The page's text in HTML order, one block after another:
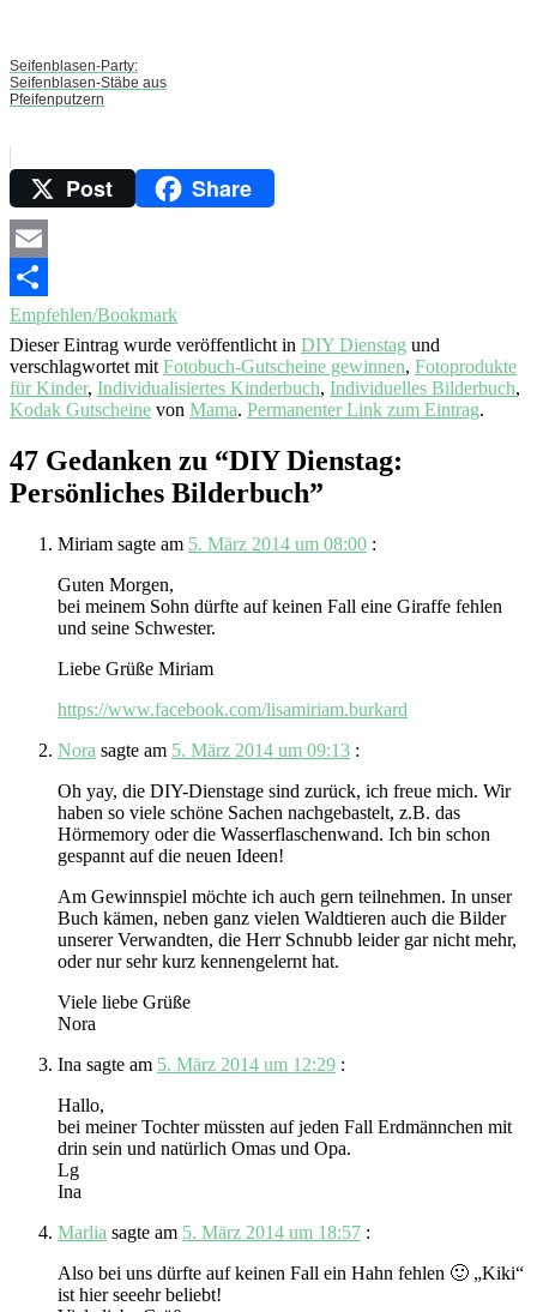
Seifenblasen-Party:
Seifenblasen-Stäbe aus
Pfeifenputzern
Post Share
Email
Empfehlen/Bookmark
Dieser Eintrag wurde veröffentlicht in DIY Dienstag und
verschlagwortet mit Fotobuch-Gutscheine gewinnen, Fotoprodukte
für Kinder, Individualisiertes Kinderbuch, Individuelles Bilderbuch,
Kodak Gutscheine von Mama. Permanenter Link zum Eintrag.
47 Gedanken zu “DIY Dienstag:
Persönliches Bilderbuch”
Miriam sagte am 5. März 2014 um 08:00 :
Guten Morgen,
bei meinem Sohn dürfte auf keinen Fall eine Giraffe fehlen
und seine Schwester.
Liebe Grüße Miriam
https://www.facebook.com/lisamiriam.burkard
Nora sagte am 5. März 2014 um 09:13 :
Oh yay, die DIY-Dienstage sind zurück, ich freue mich. Wir
haben so viele schöne Sachen nachgebastelt, z.B. das
Hörmemory oder die Wasserflaschenwand. Ich bin schon
gespannt auf die neuen Ideen!
Am Gewinnspiel möchte ich auch gern teilnehmen. In unser
Buch kämen, neben ganz vielen Waldtieren auch die Bilder
unserer Verwandten, die Herr Schnubb leider gar nicht mehr,
oder nur sehr kurz kennengelernt hat.
Viele liebe Grüße
Nora
Ina sagte am 5. März 2014 um 12:29 :
Hallo,
bei meiner Tochter müssten auf jeden Fall Erdmännchen mit
drin sein und natürlich Omas und Opa.
Lg
Ina
Marlia sagte am 5. März 2014 um 18:57 :
Also bei uns dürfte auf keinen Fall ein Hahn fehlen 🙂 „Kiki“
ist hier seeehr beliebt!